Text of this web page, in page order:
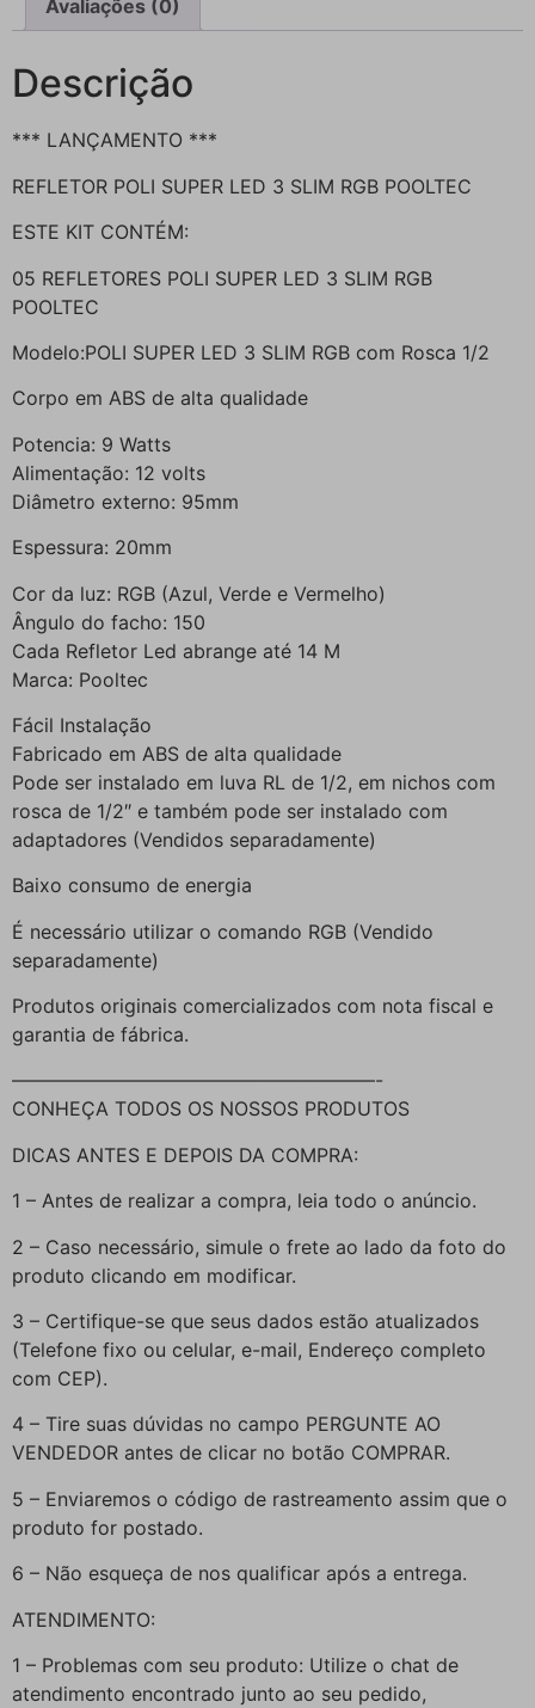
Avaliações (0)
Descrição
*** LANÇAMENTO ***
REFLETOR POLI SUPER LED 3 SLIM RGB POOLTEC
ESTE KIT CONTÉM:
05 REFLETORES POLI SUPER LED 3 SLIM RGB
POOLTEC
Modelo:POLI SUPER LED 3 SLIM RGB com Rosca 1/2
Corpo em ABS de alta qualidade
Potencia: 9 Watts
Alimentação: 12 volts
Diâmetro externo: 95mm
Espessura: 20mm
Cor da luz: RGB (Azul, Verde e Vermelho)
Ângulo do facho: 150
Cada Refletor Led abrange até 14 M
Marca: Pooltec
Fácil Instalação
Fabricado em ABS de alta qualidade
Pode ser instalado em luva RL de 1/2, em nichos com
rosca de 1/2″ e também pode ser instalado com
adaptadores (Vendidos separadamente)
Baixo consumo de energia
É necessário utilizar o comando RGB (Vendido
separadamente)
Produtos originais comercializados com nota fiscal e
garantia de fábrica.
———————————————————-
CONHEÇA TODOS OS NOSSOS PRODUTOS
DICAS ANTES E DEPOIS DA COMPRA:
1 – Antes de realizar a compra, leia todo o anúncio.
2 – Caso necessário, simule o frete ao lado da foto do
produto clicando em modificar.
3 – Certifique-se que seus dados estão atualizados
(Telefone fixo ou celular, e-mail, Endereço completo
com CEP).
4 – Tire suas dúvidas no campo PERGUNTE AO
VENDEDOR antes de clicar no botão COMPRAR.
5 – Enviaremos o código de rastreamento assim que o
produto for postado.
6 – Não esqueça de nos qualificar após a entrega.
ATENDIMENTO:
1 – Problemas com seu produto: Utilize o chat de
atendimento encontrado junto ao seu pedido,